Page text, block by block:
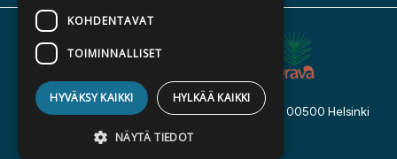
Kustannusosakeyhtiö Siltala, Suvilahdenkatu 7, 00500 Helsinki
©2026 Siltala
KOHDENTAVAT
TOIMINNALLISET
HYVÄKSY KAIKKI HYLKÄÄ KAIKKI
NÄYTÄ TIEDOT